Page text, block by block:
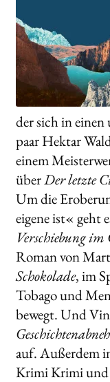
der sich in
paar Hektar
einem
überDer letzte
Um die
eigene ist« geht
Verschiebung im
Roman von
Schokolade, im
Tobago und
bewegt. Und
auf. Außerdem
Krimi Krimi und